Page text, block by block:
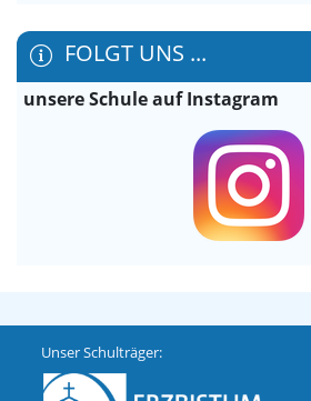
FOLGT UNS ...
unsere Schule auf Instagram
Unser Schulträger: